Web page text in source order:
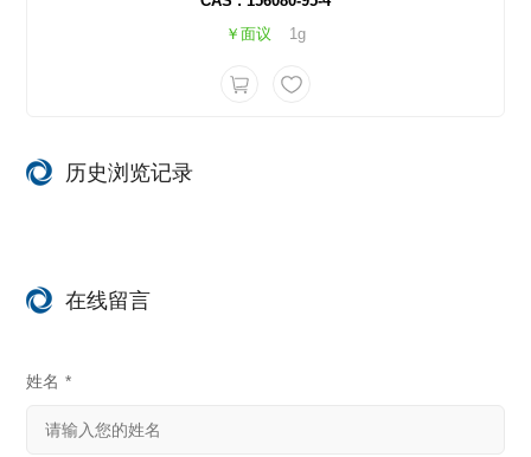
￥面议
1g
历史浏览记录
在线留言
姓名 *